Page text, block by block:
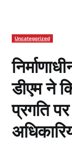
Uncategorized
डीएम ने
प्रगति